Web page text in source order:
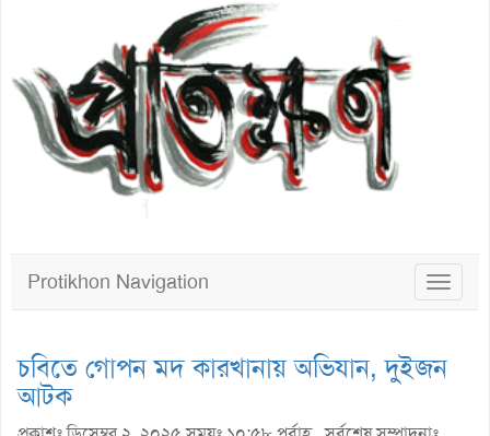
Toggle
Protikhon Navigation
চবিতে গোপন মদ কারখানায় অভিযান, দুইজন
আটক